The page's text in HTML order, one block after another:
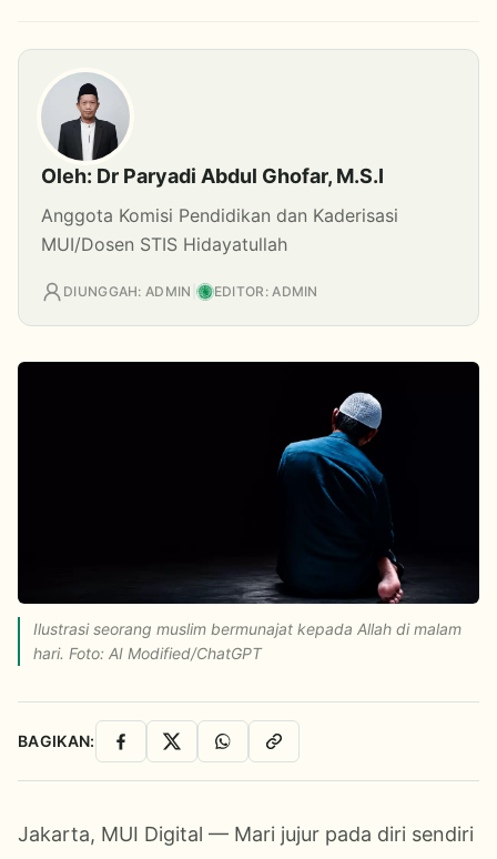
Oleh: Dr Paryadi Abdul Ghofar, M.S.I
Anggota Komisi Pendidikan dan Kaderisasi
MUI/Dosen STIS Hidayatullah
DIUNGGAH: ADMIN EDITOR: ADMIN
Ilustrasi seorang muslim bermunajat kepada Allah di malam
hari. Foto: AI Modified/ChatGPT
BAGIKAN: Facebook
X WhatsAppSalin Link
Jakarta, MUI Digital — Mari jujur pada diri sendiri